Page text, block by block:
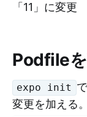
「11」に変更
Podfile
expo init
変更を加える。